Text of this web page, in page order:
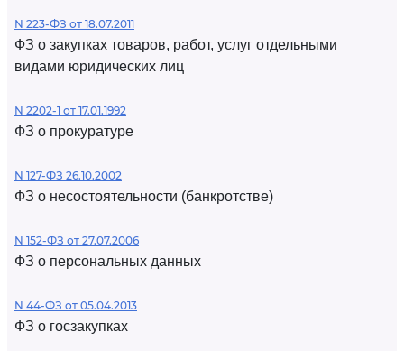
N 223-ФЗ от 18.07.2011
ФЗ о закупках товаров, работ, услуг отдельными
видами юридических лиц
N 2202-1 от 17.01.1992
ФЗ о прокуратуре
N 127-ФЗ 26.10.2002
ФЗ о несостоятельности (банкротстве)
N 152-ФЗ от 27.07.2006
ФЗ о персональных данных
N 44-ФЗ от 05.04.2013
ФЗ о госзакупках